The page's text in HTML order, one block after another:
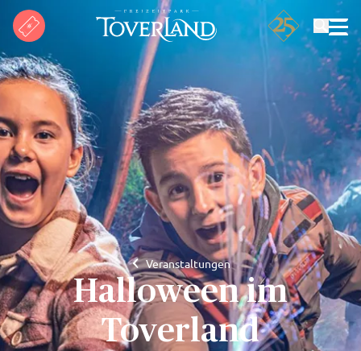
Suchen
Veranstaltungen
Halloween im
Toverland